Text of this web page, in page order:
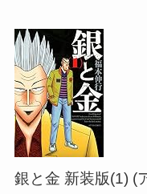
銀と金 新装版(1) (